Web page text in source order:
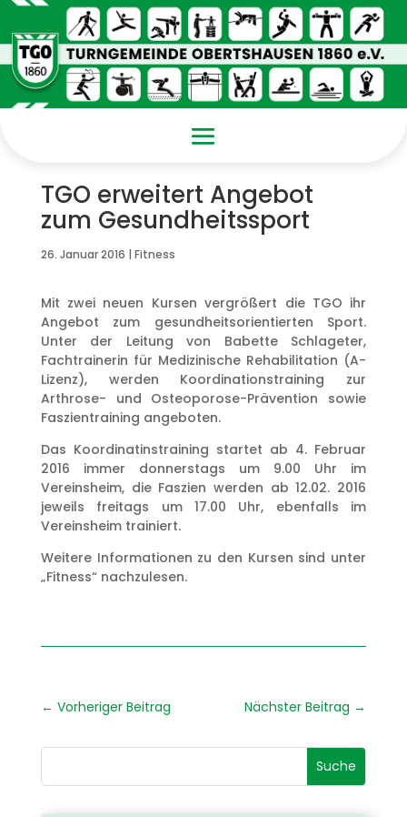
TGO erweitert Angebot
zum Gesundheitssport
26. Januar 2016 | Fitness
Mit zwei neuen Kursen vergrößert die TGO ihr
Angebot zum gesundheitsorientierten Sport.
Unter der Leitung von Babette Schlageter,
Fachtrainerin für Medizinische Rehabilitation (A-
Lizenz), werden Koordinationstraining zur
Arthrose- und Osteoporose-Prävention sowie
Faszientraining angeboten.
Das Koordinatinstraining startet ab 4. Februar
2016 immer donnerstags um 9.00 Uhr im
Vereinsheim, die Faszien werden ab 12.02. 2016
jeweils freitags um 17.00 Uhr, ebenfalls im
Vereinsheim trainiert.
Weitere Informationen zu den Kursen sind unter
„Fitness“ nachzulesen.
← Vorheriger Beitrag Nächster Beitrag →